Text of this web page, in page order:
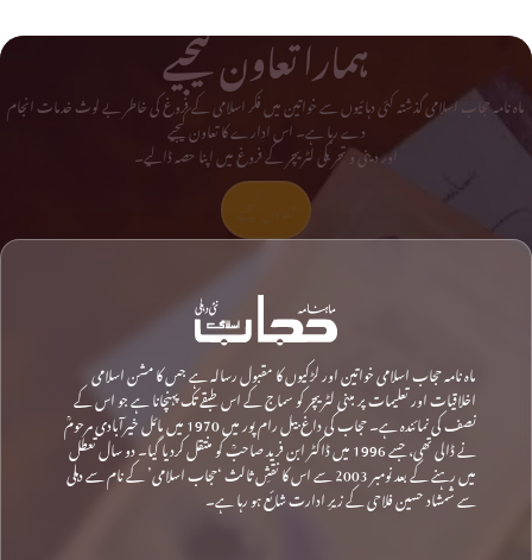
ہمارا تعاون کیجیے
ماہ نامہ حجاب اسلامی گذشتہ کئی دہائیوں سے خواتین میں فکر اسلامی کے فروغ کی خاطر بے لوث خدمات انجام
دے رہا ہے۔ اس ادارے کا تعاون کیجیے
اور دینی و تحریکی لٹریچر کے فروغ میں اپنا حصہ ڈالیے۔
ماہ نامہ حجاب اسلامی خواتین اور لڑکیوں کا مقبول رسالہ ہے جس کا مشن اسلامی
اخلاقیات اور تعلیمات پر مبنی لٹریچر کو سماج کے اس طبقے تک پہنچانا ہے جو اس کے
نصف کی نمائندہ ہے۔ حجاب کی داغ بیل رام پور میں 1970 میں مائل خیرآبادی مرحومؒ
نے ڈالی تھی، جسے 1996 میں ڈاکٹر ابن فرید صاحبؒ کو منتقل کردیا گیا۔ دو سال تعطل
میں رہنے کے بعد نومبر 2003 سے اس کا نقشِ ثالث ‘حجاب اسلامی’ کے نام سے دہلی
سے شمشاد حسین فلاحی کے زیرِ ادارت شائع ہو رہا ہے۔